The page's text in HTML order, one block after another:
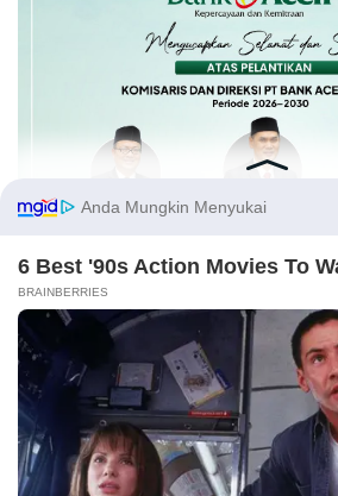
Trending Nasional